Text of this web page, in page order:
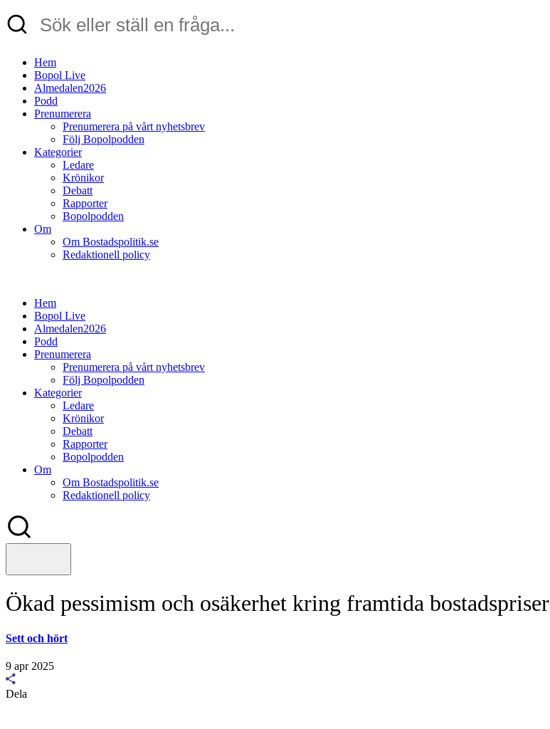
Hem
Bopol Live
Almedalen2026
Podd
Prenumerera
Prenumerera på vårt nyhetsbrev
Följ Bopolpodden
Kategorier
Ledare
Krönikor
Debatt
Rapporter
Bopolpodden
Om
Om Bostadspolitik.se
Redaktionell policy
Hem
Bopol Live
Almedalen2026
Podd
Prenumerera
Prenumerera på vårt nyhetsbrev
Följ Bopolpodden
Kategorier
Ledare
Krönikor
Debatt
Rapporter
Bopolpodden
Om
Om Bostadspolitik.se
Redaktionell policy
Ökad pessimism och osäkerhet kring framtida bostadspriser
Sett och hört
9 apr 2025
Dela